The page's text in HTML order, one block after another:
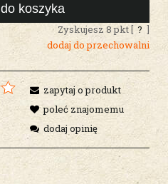
do koszyka
Zyskujesz 8pkt [ ? ]
dodaj do przechowalni
zapytaj o produkt
poleć znajomemu
dodaj opinię